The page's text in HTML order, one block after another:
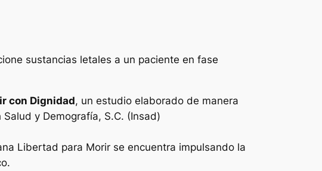
sustancias letales a un paciente en fase
con Dignidad, un estudio elaborado de manera
y Demografía, S.C. (Insad)
Libertad para Morir se encuentra impulsando la